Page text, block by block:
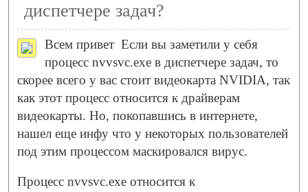
диспетчере задач?
Всем привет Если вы заметили у себя
процесс nvvsvc.exe в диспетчере задач, то
скорее всего у вас стоит видеокарта NVIDIA, так
как этот процесс относится к драйверам
видеокарты. Но, покопавшись в интернете,
нашел еще инфу что у некоторых пользователей
под этим процессом маскировался вирус.
Процесс nvvsvc.exe относится к